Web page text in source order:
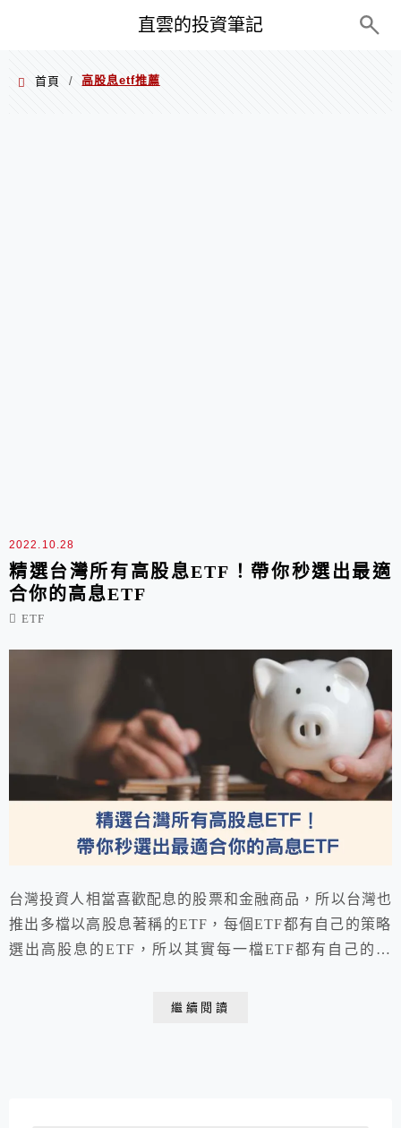
直雲的投資筆記
首頁 / 高股息etf推薦
2022.10.28
精選台灣所有高股息ETF！帶你秒選出最適
合你的高息ETF
ETF
台灣投資人相當喜歡配息的股票和金融商品，所以台灣也
推出多檔以高股息著稱的ETF，每個ETF都有自己的策略
選出高股息的ETF，所以其實每一檔ETF都有自己的特
繼續閱讀